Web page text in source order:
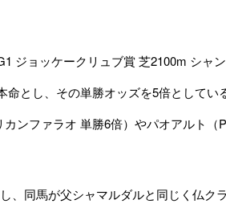
ジョッケークリュブ賞 芝2100m シャ
とし、その単勝オッズを5倍としてい
ンファラオ 単勝6倍）やパオアルト（
同馬が父シャマルダルと同じく仏ク